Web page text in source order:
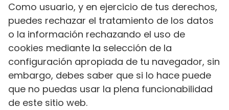
Como usuario, y en ejercicio de tus derechos,
puedes rechazar el tratamiento de los datos
o la información rechazando el uso de
cookies mediante la selección de la
configuración apropiada de tu navegador, sin
embargo, debes saber que si lo hace puede
que no puedas usar la plena funcionabilidad
de este sitio web.